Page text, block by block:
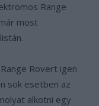
Range
most
Rovert igen
sok esetben az
alkotni egy